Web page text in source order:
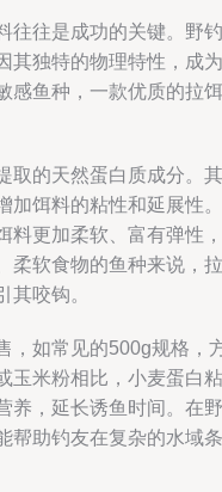
往往是成功的关键。野钓
其独特的物理特性，成为
感鱼种，一款优质的拉饵
取的天然蛋白质成分。其
加饵料的粘性和延展性。
料更加柔软、富有弹性，
柔软食物的鱼种来说，拉
其咬钩。
，如常见的500g规格，
玉米粉相比，小麦蛋白粘
养，延长诱鱼时间。在野
帮助钓友在复杂的水域条